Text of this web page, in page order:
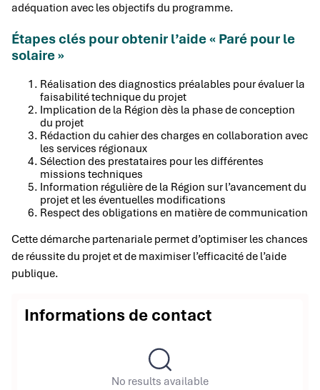
adéquation avec les objectifs du programme.
Étapes clés pour obtenir l’aide « Paré pour le
solaire »
Réalisation des diagnostics préalables pour évaluer la
faisabilité technique du projet
Implication de la Région dès la phase de conception
du projet
Rédaction du cahier des charges en collaboration avec
les services régionaux
Sélection des prestataires pour les différentes
missions techniques
Information régulière de la Région sur l’avancement du
projet et les éventuelles modifications
Respect des obligations en matière de communication
Cette démarche partenariale permet d’optimiser les chances
de réussite du projet et de maximiser l’efficacité de l’aide
publique.
Informations de contact
No results available